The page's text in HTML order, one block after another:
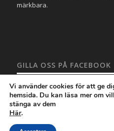
märkbara.
GILLA OSS PÅ FACEBOOK
Vi använder cookies för att ge
hemsida. Du kan läsa mer om
stänga av dem
Här.